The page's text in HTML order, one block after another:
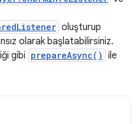
oluşturup
olarak başlatabilirsiniz.
gibi prepareAsync() ile